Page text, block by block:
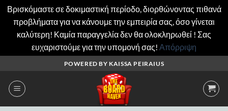
Βρισκόμαστε σε δοκιμαστική περίοδο, διορθώνοντας πιθανά
προβλήματα για να κάνουμε την εμπειρία σας, όσο γίνεται
καλύτερη! Καμία παραγγελία δεν θα ολοκληρωθεί ! Σας
ευχαριστούμε για την υπομονή σας! Απόρριψη
περιεχόμενο
POWERED BY KAISSA PEIRAIUS